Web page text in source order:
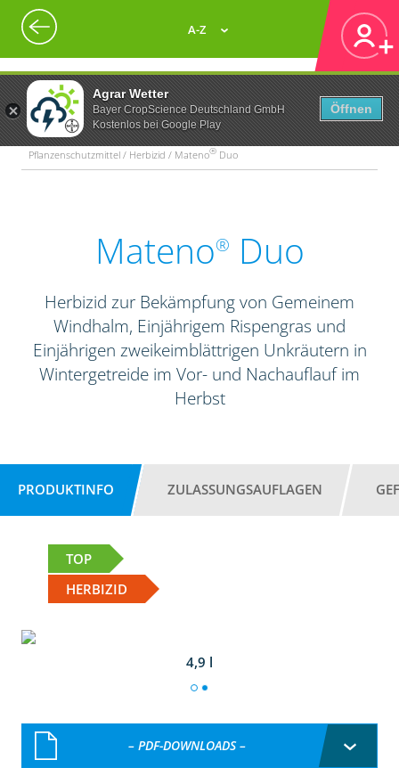
Agrar Wetter
Bayer CropScience Deutschland GmbH
Kostenlos bei Google Play
Öffnen
A-Z
Pflanzenschutzmittel / Herbizid / Mateno® Duo
Mateno® Duo
Herbizid zur Bekämpfung von Gemeinem
Windhalm, Einjährigem Rispengras und
Einjährigen zweikeimblättrigen Unkräutern in
Wintergetreide im Vor- und Nachauflauf im
Herbst
PRODUKTINFO ZULASSUNGSAUFLAGEN
TOP
HERBIZID
4,9 l
– PDF-DOWNLOADS –